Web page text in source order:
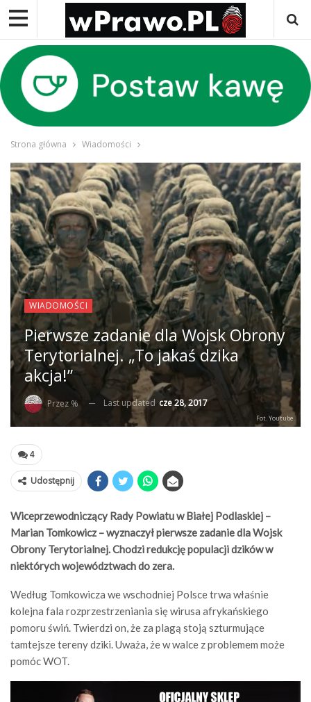
Strona główna Wiadomości
WIADOMOŚCI
Pierwsze zadanie dla Wojsk Obrony
Terytorialnej. „To jakaś dzika
akcja!”
Przez % Last updated cze 28, 2017
Fot. Youtube
4
Udostępnij
Wiceprzewodniczący Rady Powiatu w Białej Podlaskiej –
Marian Tomkowicz – wyznaczył pierwsze zadanie dla Wojsk
Obrony Terytorialnej. Chodzi redukcję populacji dzików w
niektórych województwach do zera.
Według Tomkowicza we wschodniej Polsce trwa właśnie
kolejna fala rozprzestrzeniania się wirusa afrykańskiego
pomoru świń. Twierdzi on, że za plagą stoją szturmujące
tamtejsze tereny dziki. Uważa, że w walce z problemem może
pomóc WOT.